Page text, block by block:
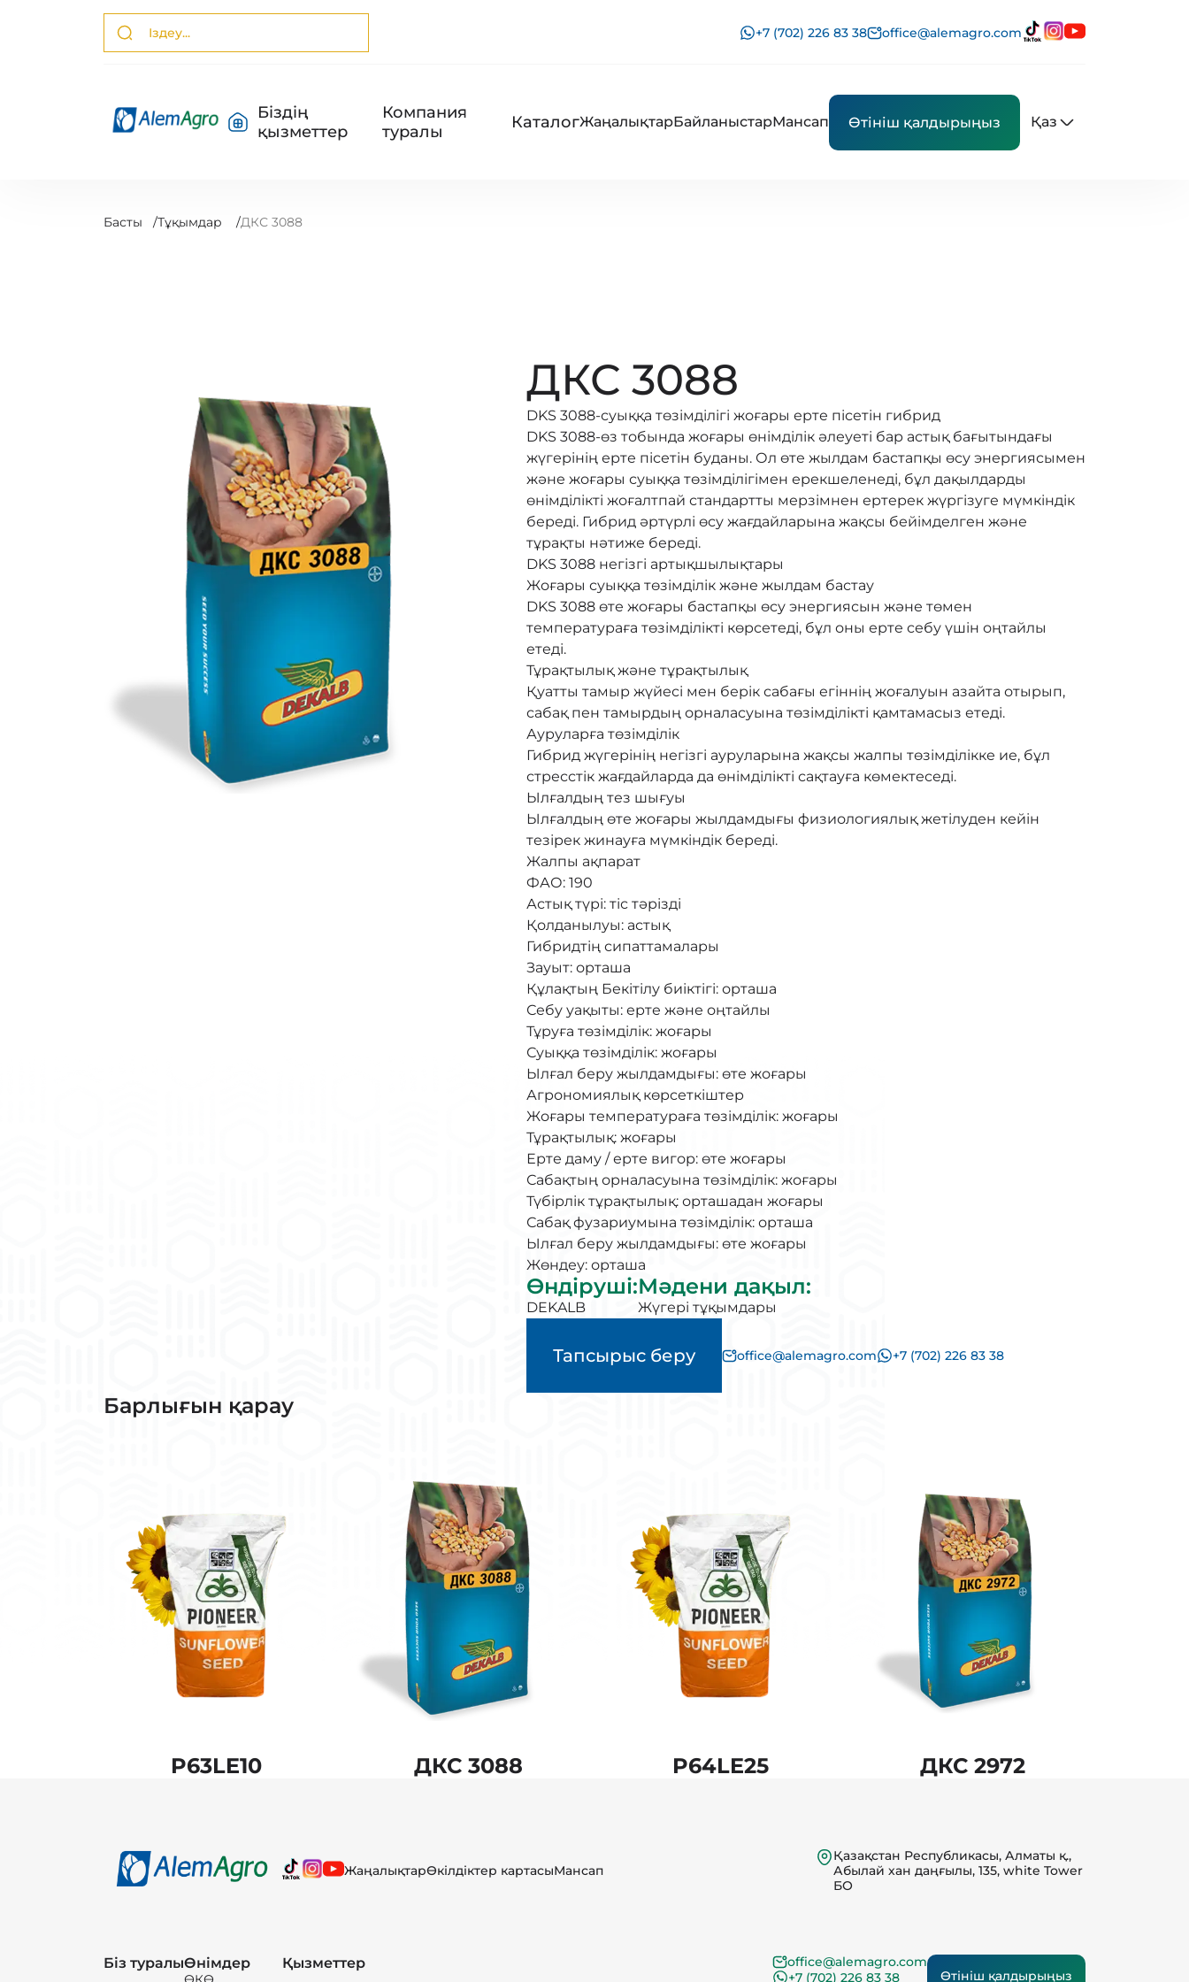
+7 (702) 226 83 38 office@alemagro.com
Біздің
қызметтер
Компания
туралы
КаталогЖаңалықтарБайланыстарМансап Өтініш қалдырыңыз Қаз
Басты /Тұқымдар /ДКС 3088
ДКС 3088
DKS 3088-суыққа төзімділігі жоғары ерте пісетін гибрид
DKS 3088-өз тобында жоғары өнімділік әлеуеті бар астық бағытындағы
жүгерінің ерте пісетін буданы. Ол өте жылдам бастапқы өсу энергиясымен
және жоғары суыққа төзімділігімен ерекшеленеді, бұл дақылдарды
өнімділікті жоғалтпай стандартты мерзімнен ертерек жүргізуге мүмкіндік
береді. Гибрид әртүрлі өсу жағдайларына жақсы бейімделген және
тұрақты нәтиже береді.
DKS 3088 негізгі артықшылықтары
Жоғары суыққа төзімділік және жылдам бастау
DKS 3088 өте жоғары бастапқы өсу энергиясын және төмен
температураға төзімділікті көрсетеді, бұл оны ерте себу үшін оңтайлы
етеді.
Тұрақтылық және тұрақтылық
Қуатты тамыр жүйесі мен берік сабағы егіннің жоғалуын азайта отырып,
сабақ пен тамырдың орналасуына төзімділікті қамтамасыз етеді.
Ауруларға төзімділік
Гибрид жүгерінің негізгі ауруларына жақсы жалпы төзімділікке ие, бұл
стресстік жағдайларда да өнімділікті сақтауға көмектеседі.
Ылғалдың тез шығуы
Ылғалдың өте жоғары жылдамдығы физиологиялық жетілуден кейін
тезірек жинауға мүмкіндік береді.
Жалпы ақпарат
ФАО: 190
Астық түрі: тіс тәрізді
Қолданылуы: астық
Гибридтің сипаттамалары
Зауыт: орташа
Құлақтың Бекітілу биіктігі: орташа
Себу уақыты: ерте және оңтайлы
Тұруға төзімділік: жоғары
Суыққа төзімділік: жоғары
Ылғал беру жылдамдығы: өте жоғары
Агрономиялық көрсеткіштер
Жоғары температураға төзімділік: жоғары
Тұрақтылық: жоғары
Ерте даму / ерте вигор: өте жоғары
Сабақтың орналасуына төзімділік: жоғары
Түбірлік тұрақтылық: орташадан жоғары
Сабақ фузариумына төзімділік: орташа
Ылғал беру жылдамдығы: өте жоғары
Жөндеу: орташа
Өндіруші:
DEKALB
Мәдени дақыл:
Жүгері тұқымдары
Тапсырыс беру office@alemagro.com +7 (702) 226 83 38
Барлығын қарау
P63LE10 ДКС 3088 P64LE25 ДКС 2972
ЖаңалықтарӨкілдіктер картасыМансап
Қазақстан Республикасы, Алматы қ.,
Абылай хан даңғылы, 135, white Tower
БО
Біз туралыӨнімдер Қызметтер
office@alemagro.com
+7 (702) 226 83 38
Өтініш қалдырыңыз